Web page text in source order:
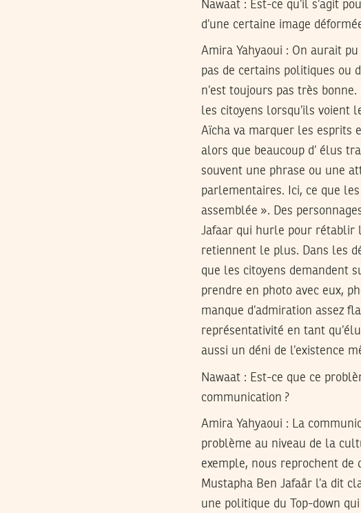
Nawaat : Est-ce qu’il s’agit
d’une certaine image
Amira Yahyaoui : On aurait pu
pas de certains politiques ou
n’est toujours pas très
les citoyens lorsqu’ils voient
Aïcha va marquer les esprits
alors que beaucoup d’ élus
souvent une phrase ou une
parlementaires. Ici, ce que
assemblée ». Des
Jafaar qui hurle pour rétablir
retiennent le plus. Dans les
que les citoyens demandent
prendre en photo avec eux,
manque d’admiration assez
représentativité en tant
aussi un déni de l’existence
Nawaat : Est-ce que ce
communication ?
Amira Yahyaoui : La
problème au niveau de la
exemple, nous reprochent de
Mustapha Ben Jafaâr l’a dit
une politique du Top-down